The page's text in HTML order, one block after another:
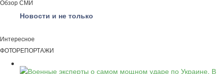
Обзор СМИ
Новости и не только
Интересное
ФОТОРЕПОРТАЖИ